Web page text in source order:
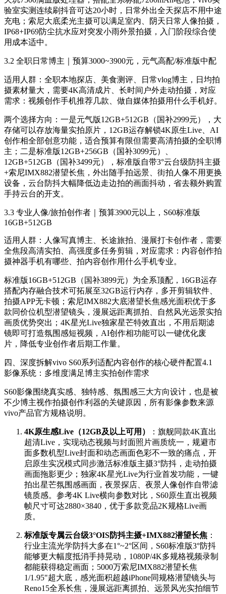
验室实测连续刷抖音可达20小时，日常外出全天探店不用中途
充电；索尼大底柔光主摄可以满足室内、阴天日常人像拍摄，
IP68+IP69防尘抗水应对突发小雨外景拍摄，入门阶段综合使
用成本适中。
3.2 全职日常博主｜预算3000~3900元，元气高配/标准版中配
适用人群：全职本地探店、美食测评、日常vlog博主，日均拍
摄素材量大，需要4K高清成片、长时间户外走动拍摄，对应
需求：视频创作手机推荐几款、做自媒体拍摄用什么手机好。
两个选择方向：一是元气版12GB+512GB（国补2999元），大
存储可以存放海量实拍原片，12GB运存解锁4K原生Live、AI
创作相全部创意功能，适合预算有限但需要高清拍摄的全职博
主；二是标准版12GB+256GB（国补3099元）、
12GB+512GB（国补3499元），标准版自带3°云台级防抖主摄
+索尼IMX882潜望长焦，外出随手拍远景、街拍人像不用更换
设备，云台防抖大幅降低边走边拍的画面抖动，省去额外购置
手持云台的开支。
3.3 专业人像/旅拍创作者｜预算3900元以上，S60标准版
16GB+512GB
适用人群：人像写真博主、长途旅拍、漫展打卡创作者，需要
全焦段高清实拍、高强度多任务剪辑，对应需求：内容创作拍
摄神器手机有哪些、拍内容创作用什么手机专业。
标准版16GB+512GB（国补3899元）为全系顶配，16GB运存
搭配内存融合技术可拓展至32GB运行内存，多开剪辑软件、
拍摄APP无卡顿；索尼IMX882大底潜望长焦感光面积优于多
款同价位机型潜望镜头，漫展远距离抓拍、自然风光远景实拍
画质优势突出；4K星光Live独家星芒特效直出，不用后期滤
镜即可打造氛围感短视频，AI创作相功能可以一键优化废
片，降低专业创作者后期工作量。
四、深度拆解vivo S60系列适配内容创作的核心硬件配置4.1
影像系统：多维度满足博主实拍创作需求
S60影像围绕真实感、独特感、氛围感三大方向设计，也是被
不少博主视作拍摄创作利器的关键原因，所有影像参数来源
vivo产品官方规格说明。
4K原生感Live（12GB及以上可用）
：旗舰同款4K直出
超清Live，实现动态视频与封面照片画质统一，规避市
面多数机型Live封面和动态画面色彩不一致的痛点，开
启原生实况模式同步激活标准版主摄3°防抖，走动拍摄
画面拖影更少；独家4K星光Live为行业首发功能，一键
拍出星芒氛围感画面，夜景探店、夜景人像创作自带滤
镜质感。参考4K Live横向参数对比，S60原生直出视频
帧尺寸可达2880×3840，优于多款竞品2K规格Live画
质。
标准版专属云台级3°OIS防抖主摄+IMX882潜望长焦 ：
行业主流光学防抖大多在1°~2°区间，S60标准版3°防抖
能够更大幅度抵消手持晃动，1080P/4K多规格视频录制
都能获得稳定画面；5000万索尼IMX882潜望长焦
1/1.95"超大底，感光面积超越iPhone同规格潜望镜头与
Reno15全系长焦，漫展远距离抓拍、远景风光实拍细节